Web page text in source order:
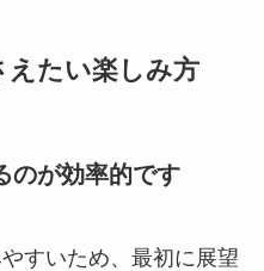
えたい楽しみ方
のが効率的です
すいため、最初に展望